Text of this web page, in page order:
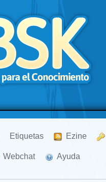
Etiquetas Ezine
Webchat Ayuda